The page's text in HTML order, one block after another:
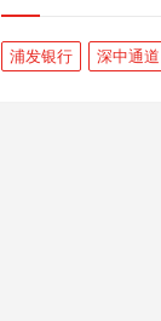
浦发银行 深中通道